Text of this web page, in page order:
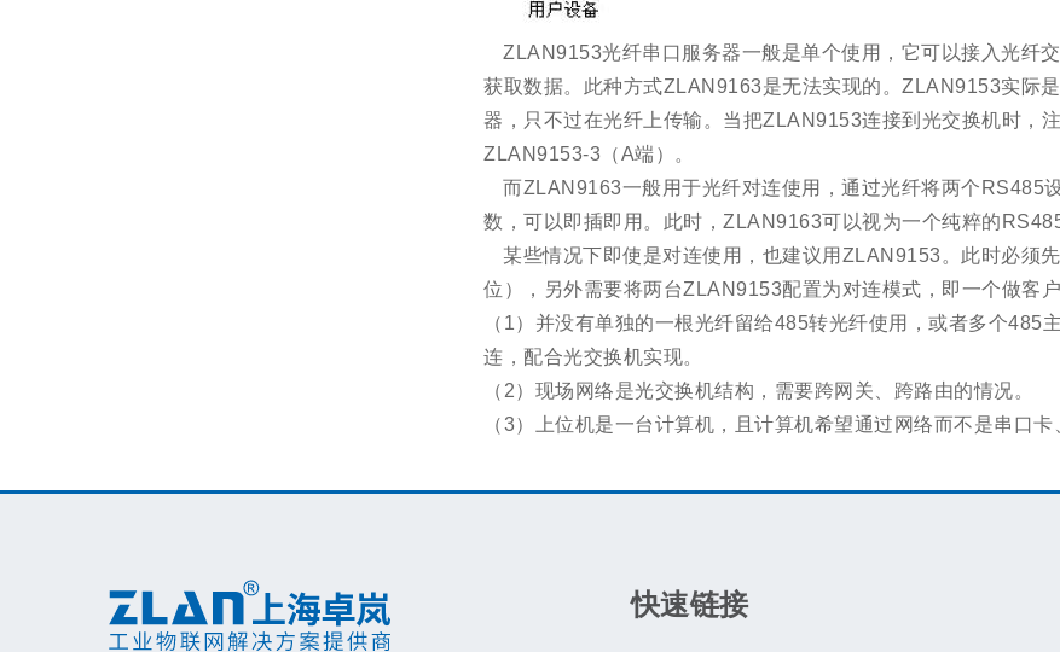
ZLAN9153光纤串口服务器一般是单个使用，它可以接入光纤
获取数据。此种方式ZLAN9163是无法实现的。ZLAN9153实际
器，只不过在光纤上传输。当把ZLAN9153连接到光交换机时，
ZLAN9153-3（A端）。
而ZLAN9163一般用于光纤对连使用，通过光纤将两个RS485
数，可以即插即用。此时，ZLAN9163可以视为一个纯粹的
某些情况下即使是对连使用，也建议用ZLAN9153。此时必须
位），另外需要将两台ZLAN9153配置为对连模式，即一个做客
（1）并没有单独的一根光纤留给485转光纤使用，或者多个
连，配合光交换机实现。
（2）现场网络是光交换机结构，需要跨网关、跨路由的情况。
（3）上位机是一台计算机，且计算机希望通过网络而不是串口
快速链接